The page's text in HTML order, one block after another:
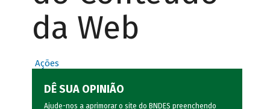
da Web
Ações
DÊ SUA OPINIÃO
Ajude-nos a aprimorar o site do BNDES preenchendo